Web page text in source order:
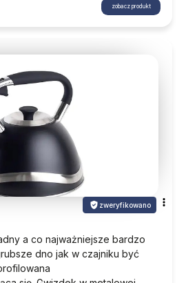
zobacz produkt
zweryfikowano
a co najważniejsze bardzo
dno jak w czajniku być